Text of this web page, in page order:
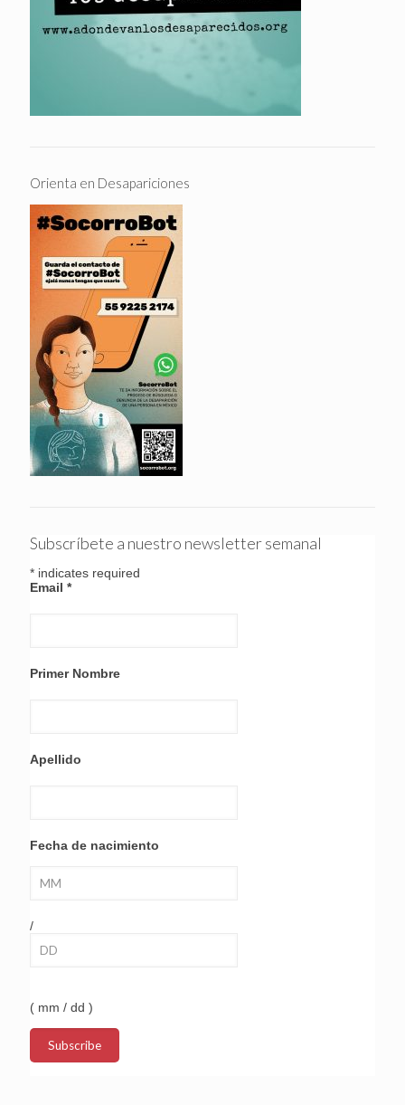
Orienta en Desapariciones
Subscríbete a nuestro newsletter semanal
* indicates required
Email *
Primer Nombre
Apellido
Fecha de nacimiento
/
( mm / dd )